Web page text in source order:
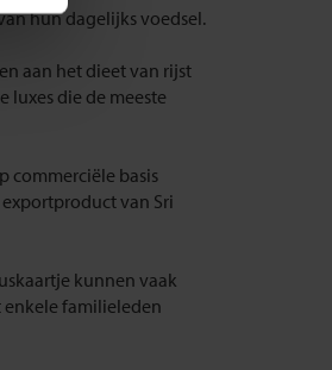
hun dagelijks voedsel.
aan het dieet van rijst
luxes die de meeste
commerciële basis
van Sri
kunnen vaak
familieleden